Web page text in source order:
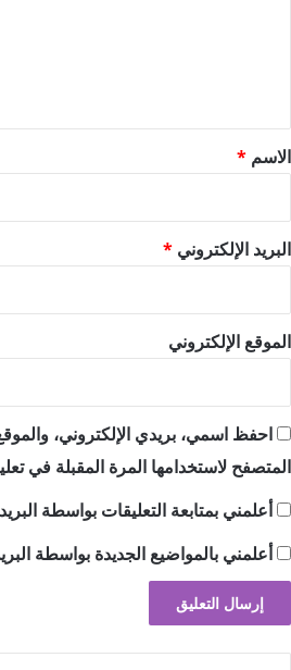
*
الاسم *
البريد الإلكتروني *
الموقع الإلكتروني
احفظ اسمي، بريدي الإلكتروني،
المتصفح لاستخدامها المرة المقبلة في
أعلمني بمتابعة التعليقات بواسطة
أعلمني بالمواضيع الجديدة بواسطة